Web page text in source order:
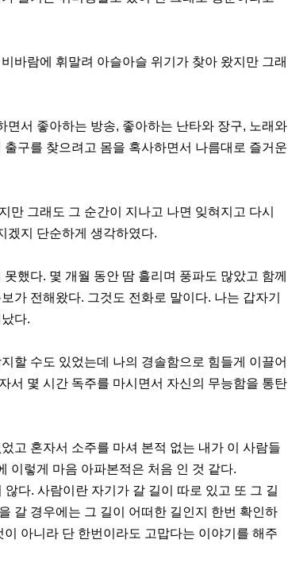
바람에 휘말려 아슬아슬 위기가 찾아 왔지만 그래
서 좋아하는 방송, 좋아하는 난타와 장구, 노래와
구를 찾으려고 몸을 혹사하면서 나름대로 즐거운
만 그래도 그 순간이 지나고 나면 잊혀지고 다시
겠지 단순하게 생각하였다.
했다. 몇 개월 동안 땀 흘리며 풍파도 많았고 함께
가 전해왔다. 그것도 전화로 말이다. 나는 갑자기
다.
할 수도 있었는데 나의 경솔함으로 힘들게 이끌어
서 몇 시간 독주를 마시면서 자신의 무능함을 통탄
고 혼자서 소주를 마셔 본적 없는 내가 이 사람들
이렇게 마음 아파본적은 처음 인 것 같다.
다. 사람이란 자기가 갈 길이 따로 있고 또 그 길
갈 경우에는 그 길이 어떠한 길인지 한번 확인하
아니라 단 한번이라도 고맙다는 이야기를 해주